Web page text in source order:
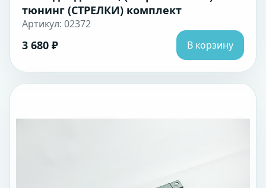
тюнинг (СТРЕЛКИ) комплект
Артикул: 02372
3 680 ₽ В корзину